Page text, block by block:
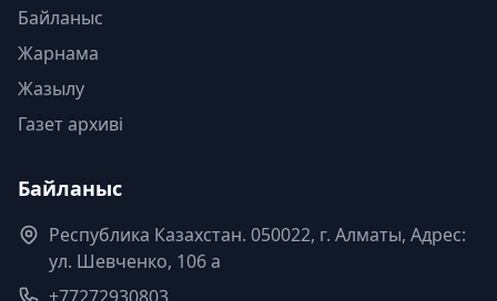
Байланыс
Жарнама
Жазылу
Газет архиві
Байланыс
Республика Казахстан. 050022, г. Алматы, Адрес:
ул. Шевченко, 106 а